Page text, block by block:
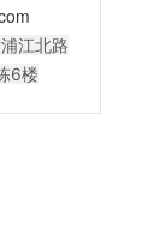
江北路
6楼